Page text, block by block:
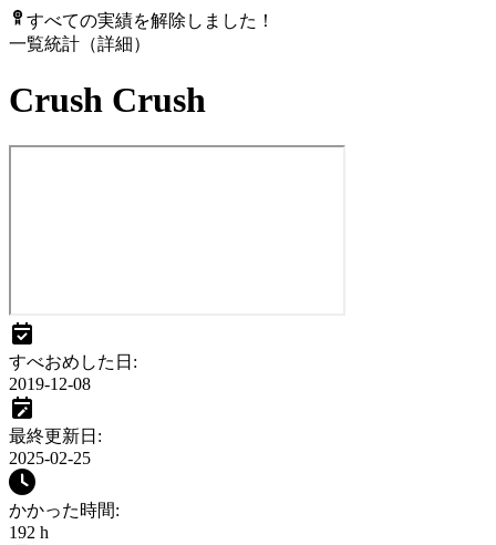
すべての実績を解除しました！
一覧統計（詳細）
Crush Crush
すべおめした日 :
2019-12-08
最終更新日 :
2025-02-25
かかった時間:
192 h